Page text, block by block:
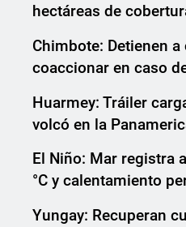
hectáreas de
Chimbote: Detienen
coaccionar en caso
Huarmey: Tráiler
volcó en la
El Niño: Mar registra
°C y calentamiento
Yungay: Recuperan